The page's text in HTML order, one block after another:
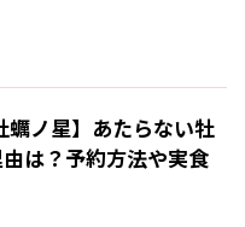
蠣ノ星】あたらない牡
は？予約方法や実食